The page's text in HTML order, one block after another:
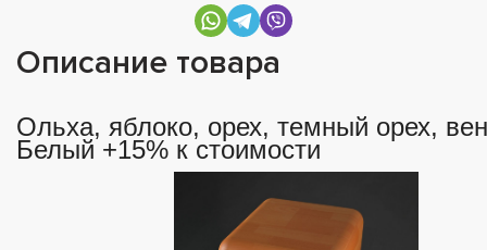
Описание товара
Ольха, яблоко, орех, темный орех,
Белый +15% к стоимости